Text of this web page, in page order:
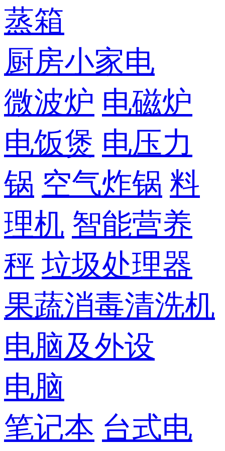
蒸箱
厨房小家电
微波炉 电磁炉
电饭煲 电压力
锅 空气炸锅 料
理机 智能营养
秤 垃圾处理器
果蔬消毒清洗机
电脑及外设
电脑
笔记本 台式电